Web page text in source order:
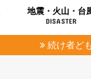
地震・火山・台
DISASTER
続け者ど